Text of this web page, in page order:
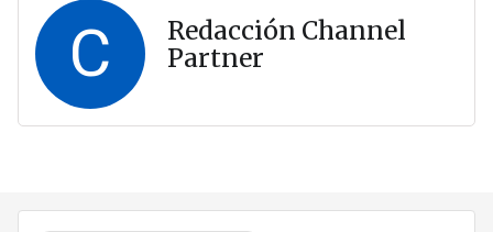
C
Redacción Channel
Partner